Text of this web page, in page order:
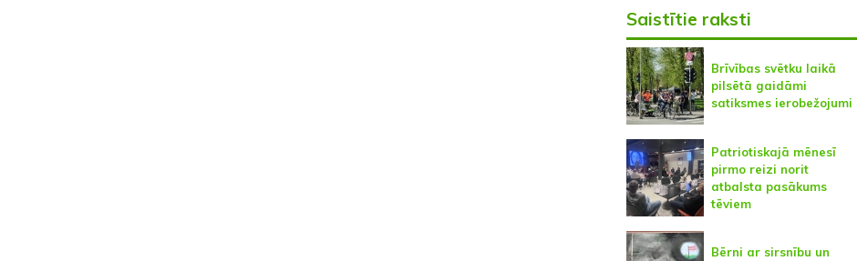
Saistītie raksti
Brīvības svētku laikā
pilsētā gaidāmi
satiksmes ierobežojumi
Patriotiskajā mēnesī
pirmo reizi norit
atbalsta pasākums
tēviem
Bērni ar sirsnību un